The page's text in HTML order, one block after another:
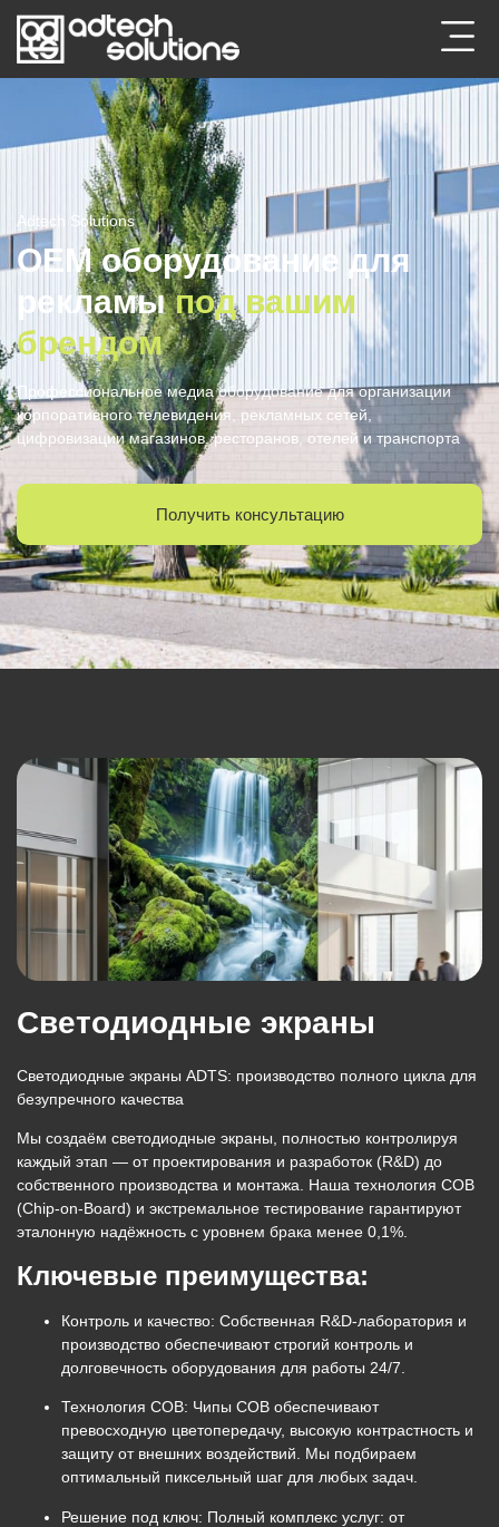
Adtech Solutions
ОЕМ оборудование для
рекламыпод вашим
брендом
Профессиональное медиа оборудование для организации
корпоративного телевидения, рекламных сетей,
цифровизации магазинов, ресторанов, отелей и транспорта
Получить консультацию
Cветодиодные экраны
Светодиодные экраны ADTS: производство полного цикла для
безупречного качества
Мы создаём светодиодные экраны, полностью контролируя
каждый этап — от проектирования и разработок (R&D) до
собственного производства и монтажа. Наша технология COB
(Chip-on-Board) и экстремальное тестирование гарантируют
эталонную надёжность с уровнем брака менее 0,1%.
Ключевые преимущества:
Контроль и качество: Собственная R&D-лаборатория и
производство обеспечивают строгий контроль и
долговечность оборудования для работы 24/7.
Технология COB: Чипы COB обеспечивают
превосходную цветопередачу, высокую контрастность и
защиту от внешних воздействий. Мы подбираем
оптимальный пиксельный шаг для любых задач.
Решение под ключ: Полный комплекс услуг: от